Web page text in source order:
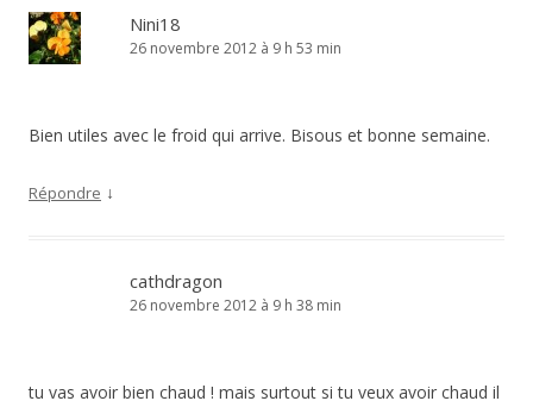
Nini18
26 novembre 2012 à 9 h 53 min
Bien utiles avec le froid qui arrive. Bisous et bonne semaine.
Répondre ↓
cathdragon
26 novembre 2012 à 9 h 38 min
tu vas avoir bien chaud ! mais surtout si tu veux avoir chaud il